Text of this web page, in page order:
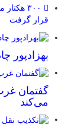
۳۰۰
قرار گرفت
بهزادپور
گفتمان
می‌کند